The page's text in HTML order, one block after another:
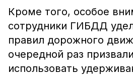
Кроме того, особое
сотрудники ГИБДД
правил дорожного
очередной раз
использовать